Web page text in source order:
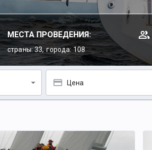
МЕСТА ПРОВЕДЕНИЯ:
страны: 33, города: 108
Цена